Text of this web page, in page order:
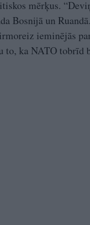
mērķus.
Bosnijā un
ieminējās
ka NATO tobrīd